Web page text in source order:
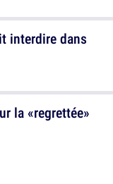
la «regrettée»
interdire dans